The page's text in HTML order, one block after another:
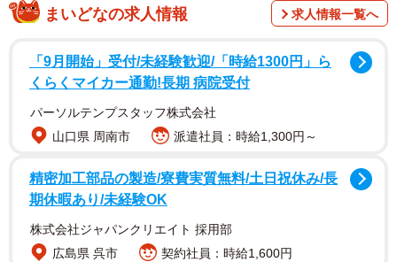
まいどなの求人情報 求人情報一覧へ
「9月開始」受付/未経験歓迎/「時給1300円」ら
くらくマイカー通勤!長期 病院受付
パーソルテンプスタッフ株式会社
山口県 周南市
派遣社員：時給1,300円～
精密加工部品の製造/寮費実質無料/土日祝休み/長
期休暇あり/未経験OK
株式会社ジャパンクリエイト 採用部
広島県 呉市
契約社員：時給1,600円